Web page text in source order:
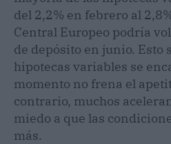
del 2,2% en febrero al
Central Europeo podría
de depósito en junio. Esto
hipotecas variables se
momento no frena el
contrario, muchos
miedo a que las
más.